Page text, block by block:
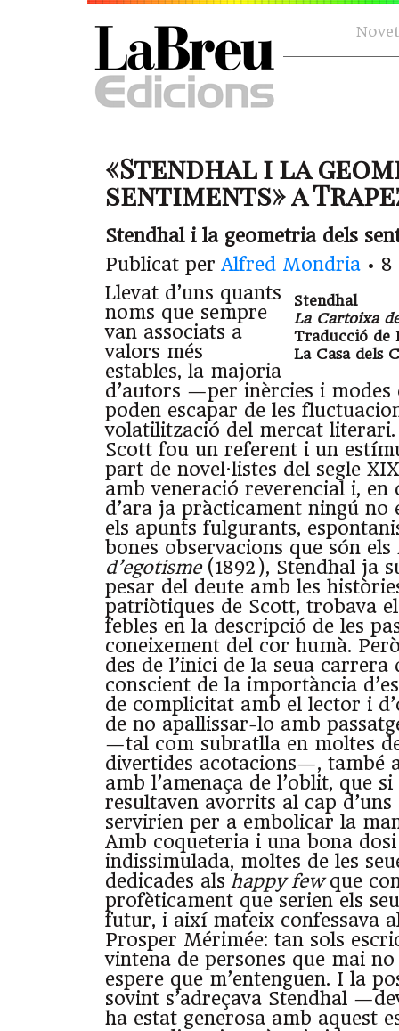
«Stendhal i la
sentiments» a
Stendhal i la geometria dels
Publicat per Alfred Mondria • 8
Stendhal
La Cartoixa
Traducció de
La Casa dels
Llevat d’uns quants
noms que sempre
van associats a
valors més
estables, la majoria
d’autors —per inèrcies i
poden escapar de les
volatilització del mercat literari.
Scott fou un referent i un
part de novel·listes del segle
amb veneració reverencial i, en
d’ara ja pràcticament ningú no
els apunts fulgurants,
bones observacions que són els
d’egotisme(1892), Stendhal ja
pesar del deute amb les
patriòtiques de Scott, trobava
febles en la descripció de les
coneixement del cor humà.
des de l’inici de la seua carrera
conscient de la importància
de complicitat amb el lector i
de no apallissar-lo amb
—tal com subratlla en moltes
divertides acotacions—, també
amb l’amenaça de l’oblit, que
resultaven avorrits al cap d’uns
servirien per a embolicar la
Amb coqueteria i una bona dosi
indissimulada, moltes de les
dedicades als happy fewque
profèticament que serien els
futur, i així mateix confessava
Prosper Mérimée: tan sols
vintena de persones que mai
espere que m’entenguen. I la
sovint s’adreçava Stendhal
ha estat generosa amb aquest